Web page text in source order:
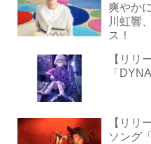
爽やか
川虹響
ス！
【リリ
「
【リリ
ソング